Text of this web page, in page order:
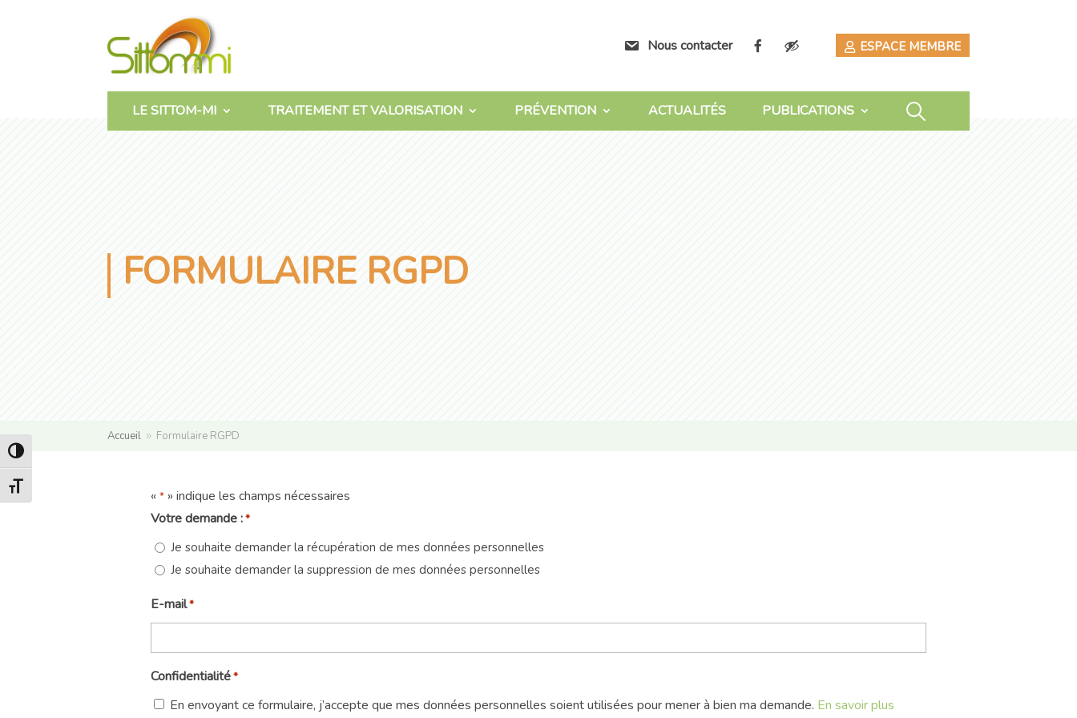
Passer en contraste élevé
Changer la taille de la police
Nous contacter ESPACE MEMBRE
LE SITTOM-MI TRAITEMENT ET VALORISATION PRÉVENTION ACTUALITÉS PUBLICATIONS
FORMULAIRE RGPD
Accueil 9 Formulaire RGPD
«* » indique les champs nécessaires
Votre demande :*
Je souhaite demander la récupération de mes données personnelles
Je souhaite demander la suppression de mes données personnelles
E-mail*
Confidentialité*
En envoyant ce formulaire, j’accepte que mes données personnelles soient utilisées pour mener à bien ma demande. En savoir plus